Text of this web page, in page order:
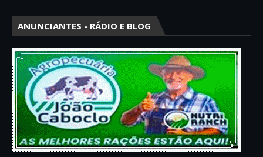
ANUNCIANTES - RÁDIO E BLOG